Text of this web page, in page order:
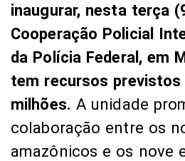
inaugurar, nesta terça
Cooperação Policial
da Polícia Federal, em
tem recursos previstos
milhões. A unidade
colaboração entre os
amazônicos e os nove